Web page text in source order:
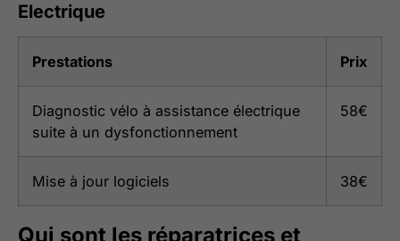
Electrique
Prestations Prix
Diagnostic vélo à assistance électrique
suite à un dysfonctionnement
58€
Mise à jour logiciels 38€
Qui sont les réparatrices et